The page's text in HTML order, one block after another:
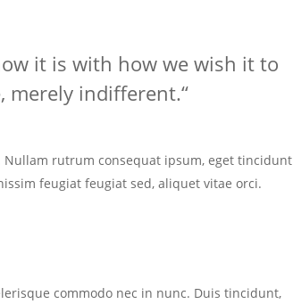
it is with how we wish it to
merely indifferent.“
rutrum consequat ipsum, eget tincidunt
feugiat feugiat sed, aliquet vitae orci.
commodo nec in nunc. Duis tincidunt,